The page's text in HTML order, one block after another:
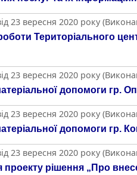
23 вересня 2020 року
Територіального
23 вересня 2020 року
допомоги гр.
23 вересня 2020 року
допомоги гр.
23 вересня 2020 року
рішення „Про